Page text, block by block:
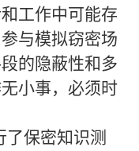
工作中可能存
与模拟窃密场
的隐蔽性和多
小事，必须时
保密知识测